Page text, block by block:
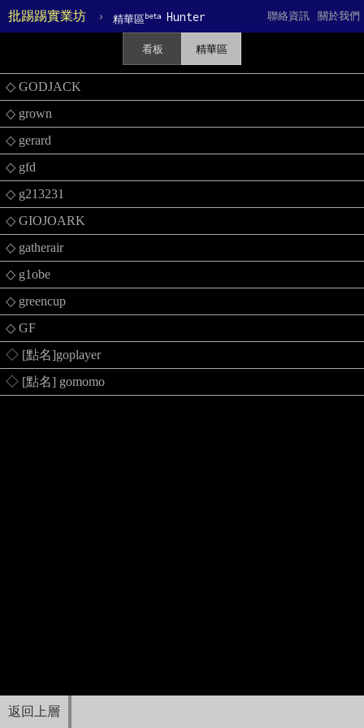
批踢踢實業坊 › 精華區beta Hunter 關於我們
聯絡資訊
返回上層
看板 精華區
◇ GODJACK
◇ grown
◇ gerard
◇ gfd
◇ g213231
◇ GIOJOARK
◇ gatherair
◇ g1obe
◇ greencup
◇ GF
◇ [點名]goplayer
◇ [點名] gomomo